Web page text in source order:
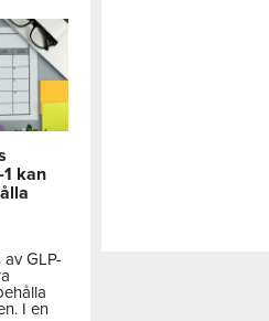
kan
GLP-
I en